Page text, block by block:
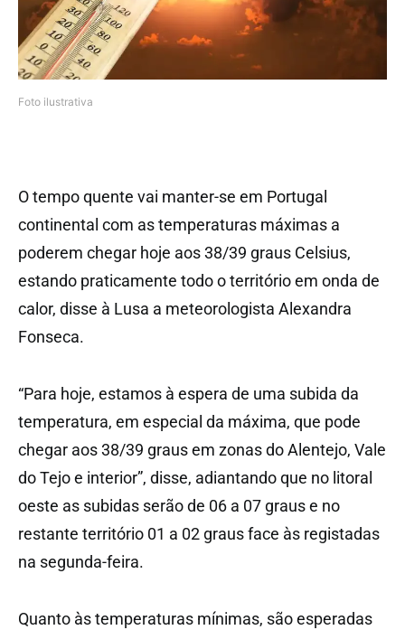
Foto ilustrativa
O tempo quente vai manter-se em Portugal
continental com as temperaturas máximas a
poderem chegar hoje aos 38/39 graus Celsius,
estando praticamente todo o território em onda de
calor, disse à Lusa a meteorologista Alexandra
Fonseca.
“Para hoje, estamos à espera de uma subida da
temperatura, em especial da máxima, que pode
chegar aos 38/39 graus em zonas do Alentejo, Vale
do Tejo e interior”, disse, adiantando que no litoral
oeste as subidas serão de 06 a 07 graus e no
restante território 01 a 02 graus face às registadas
na segunda-feira.
Quanto às temperaturas mínimas, são esperadas